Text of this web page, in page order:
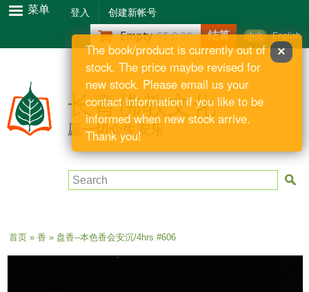
跳
转
到
主
要
内
容
菜单 登入 创建新帐号
中文 English
Empty S$ 0.00 结算
长青佛教文化
愿一切众生安乐
Search
当前位置
首页» 香 » 盘香--本色香会安沉/4hrs #606
×
The book/product is currently out of
stock. The price maybe revised for
new stock. Please email us your
contact information if you like to be
informed when new stock arrive.
Thank you!